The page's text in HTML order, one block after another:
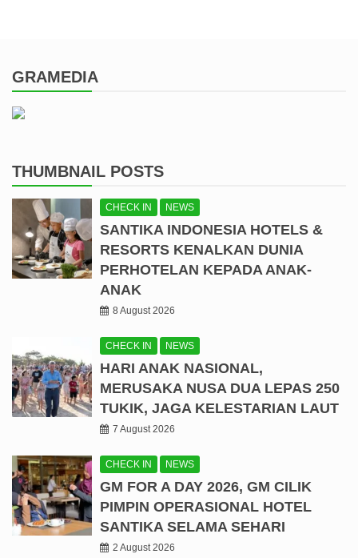
GRAMEDIA
THUMBNAIL POSTS
CHECK IN NEWS
SANTIKA INDONESIA HOTELS &
RESORTS KENALKAN DUNIA
PERHOTELAN KEPADA ANAK-
ANAK
8 August 2026
CHECK IN NEWS
HARI ANAK NASIONAL,
MERUSAKA NUSA DUA LEPAS 250
TUKIK, JAGA KELESTARIAN LAUT
7 August 2026
CHECK IN NEWS
GM FOR A DAY 2026, GM CILIK
PIMPIN OPERASIONAL HOTEL
SANTIKA SELAMA SEHARI
2 August 2026